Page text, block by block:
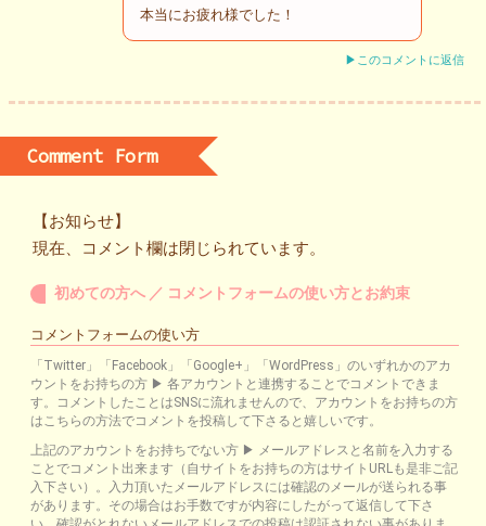
本当にお疲れ様でした！
▶このコメントに返信
Comment Form
【お知らせ】
現在、コメント欄は閉じられています。
初めての方へ ／ コメントフォームの使い方とお約束
コメントフォームの使い方
「Twitter」「Facebook」「Google+」「WordPress」のいずれかのアカ
ウントをお持ちの方 ▶ 各アカウントと連携することでコメントできま
す。コメントしたことはSNSに流れませんので、アカウントをお持ちの方
はこちらの方法でコメントを投稿して下さると嬉しいです。
上記のアカウントをお持ちでない方 ▶ メールアドレスと名前を入力する
ことでコメント出来ます（自サイトをお持ちの方はサイトURLも是非ご記
入下さい）。入力頂いたメールアドレスには確認のメールが送られる事
があります。その場合はお手数ですが内容にしたがって返信して下さ